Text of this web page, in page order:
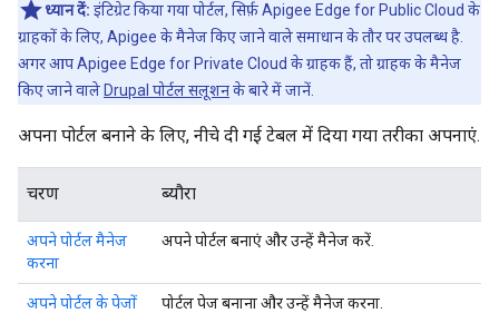
ध्यान दें: इंटिग्रेट किया गया पोर्टल, सिर्फ़ Apigee Edge for Public Cloud के
ग्राहकों के लिए, Apigee के मैनेज किए जाने वाले समाधान के तौर पर उपलब्ध है.
अगर आप Apigee Edge for Private Cloud के ग्राहक हैं, तो ग्राहक के मैनेज
किए जाने वाले Drupal पोर्टल सलूशनके बारे में जानें.
अपना पोर्टल बनाने के लिए, नीचे दी गई टेबल में दिया गया तरीका अपनाएं.
चरण ब्यौरा
अपने पोर्टल मैनेज
करना
अपने पोर्टल बनाएं और उन्हें मैनेज करें.
अपने पोर्टल के पेजों
पोर्टल पेज बनाना और उन्हें मैनेज करना.